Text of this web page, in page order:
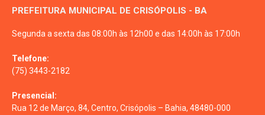
PREFEITURA MUNICIPAL DE CRISÓPOLIS - BA
Segunda a sexta das 08:00h às 12h00 e das 14:00h às 17:00h
Telefone:
(75) 3443-2182
Presencial:
Rua 12 de Março, 84, Centro, Crisópolis – Bahia, 48480-000